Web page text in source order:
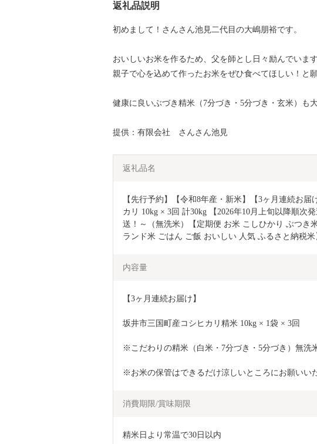
返礼品説明
初めまして！さんさん池見二代目の大嶋朋裕です。
おいしいお米を作るため、父を師とし日々励んでいます
親子で心を込めて作ったお米をぜひ食べてほしい！と
健康に良いぶづき精米（7分づき・5分づき・玄米）も
提供：有限会社 さんさん池見
返礼品名
【先行予約】【令和8年産・新米】【3ヶ月連続お
カリ 10kg × 3回 計30kg 【2026年10月上旬以降順次
送！～（無洗米）【定期便 お米 こしひかり ぶつき
ランド米 ごはん ご飯 おいしい 人気 ふるさと納税米
内容量
【3ヶ月連続お届け】
坂井市三国町産コシヒカリ精米 10kg × 1袋 × 3回
※こだわりの精米（白米・7分づき・5分づき）無洗
※お米の保管はできるだけ涼しいところにお願いい
消費期限/賞味期限
精米日より常温で30日以内